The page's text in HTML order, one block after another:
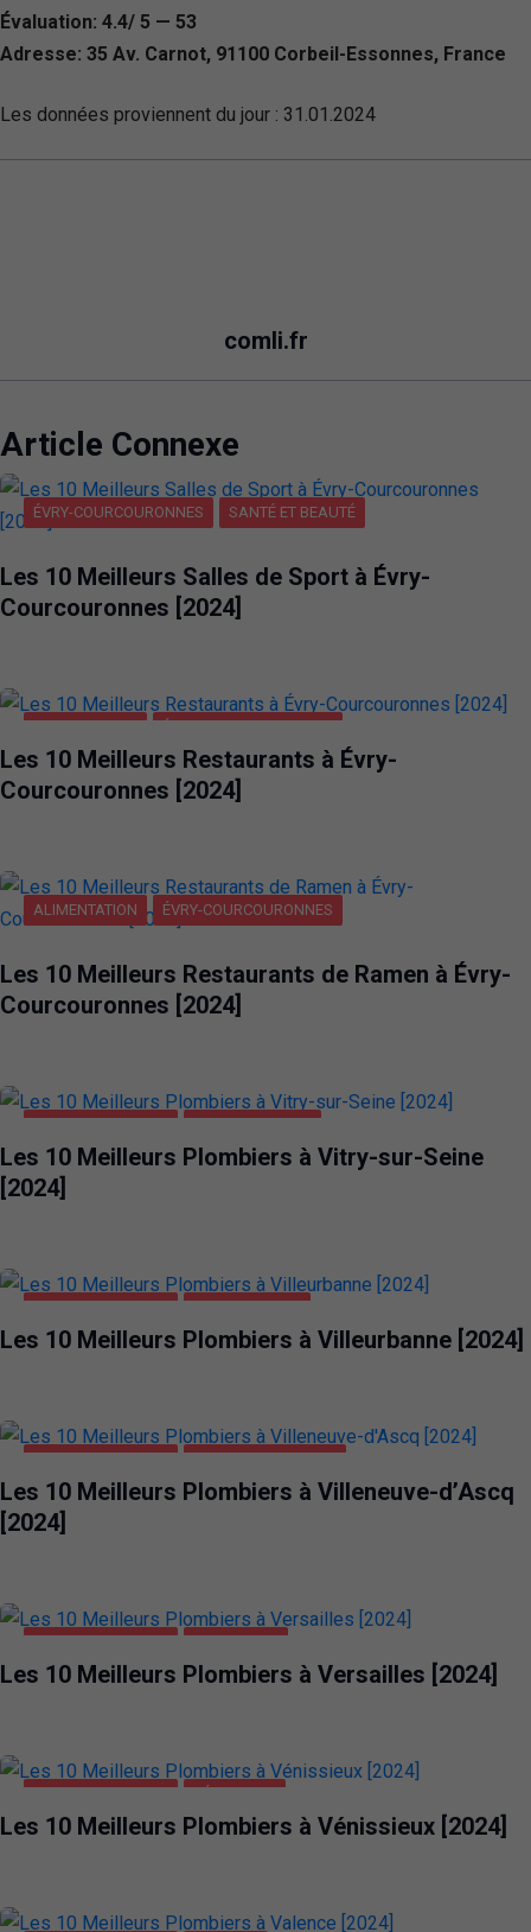
Évaluation: 4.4/ 5 — 53
Adresse: 35 Av. Carnot, 91100 Corbeil-Essonnes, France
Les données proviennent du jour : 31.01.2024
comli.fr
Article Connexe
ÉVRY-COURCOURONNES SANTÉ ET BEAUTÉ
Les 10 Meilleurs Salles de Sport à Évry-
Courcouronnes [2024]
Les 10 Meilleurs Restaurants à Évry-
Courcouronnes [2024]
ALIMENTATION ÉVRY-COURCOURONNES
Les 10 Meilleurs Restaurants de Ramen à Évry-
Courcouronnes [2024]
Les 10 Meilleurs Plombiers à Vitry-sur-Seine
[2024]
Les 10 Meilleurs Plombiers à Villeurbanne [2024]
Les 10 Meilleurs Plombiers à Villeneuve-d’Ascq
[2024]
Les 10 Meilleurs Plombiers à Versailles [2024]
Les 10 Meilleurs Plombiers à Vénissieux [2024]